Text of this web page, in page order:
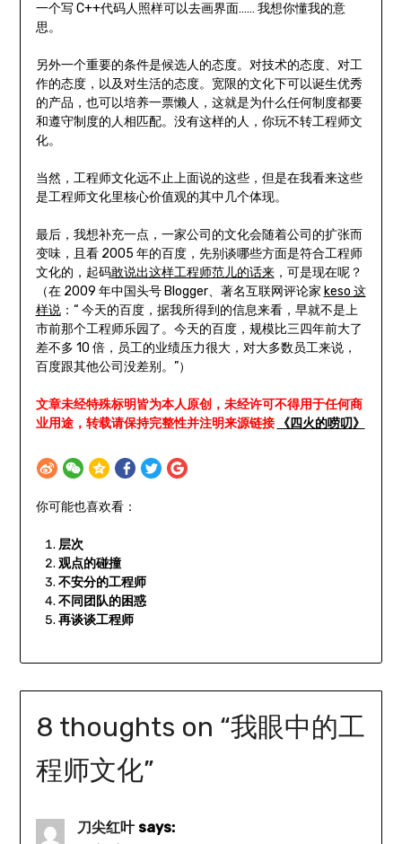
一个写 C++代码人照样可以去画界面…… 我想你懂我的意
思。
另外一个重要的条件是候选人的态度。对技术的态度、对工
作的态度，以及对生活的态度。宽限的文化下可以诞生优秀
的产品，也可以培养一票懒人，这就是为什么任何制度都要
和遵守制度的人相匹配。没有这样的人，你玩不转工程师文
化。
当然，工程师文化远不止上面说的这些，但是在我看来这些
是工程师文化里核心价值观的其中几个体现。
最后，我想补充一点，一家公司的文化会随着公司的扩张而
变味，且看 2005 年的百度，先别谈哪些方面是符合工程师
文化的，起码敢说出这样工程师范儿的话来，可是现在呢？
（在 2009 年中国头号 Blogger、著名互联网评论家 keso 这
样说：“ 今天的百度，据我所得到的信息来看，早就不是上
市前那个工程师乐园了。今天的百度，规模比三四年前大了
差不多 10 倍，员工的业绩压力很大，对大多数员工来说，
百度跟其他公司没差别。”）
文章未经特殊标明皆为本人原创，未经许可不得用于任何商
业用途，转载请保持完整性并注明来源链接
《四火的唠叨》
你可能也喜欢看：
层次
观点的碰撞
不安分的工程师
不同团队的困惑
再谈谈工程师
8 thoughts on “我眼中的工
程师文化”
刀尖红叶 says: